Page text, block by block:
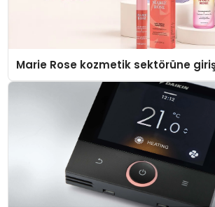
Marie Rose kozmetik sektörüne